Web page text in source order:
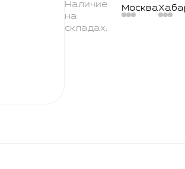
Наличие
на
складах:
Москва